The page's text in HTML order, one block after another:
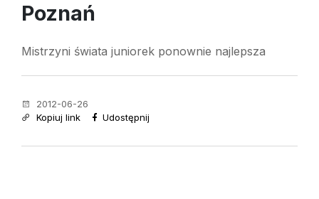
Poznań
Mistrzyni świata juniorek ponownie najlepsza
2012-06-26
Kopiuj link
Udostępnij